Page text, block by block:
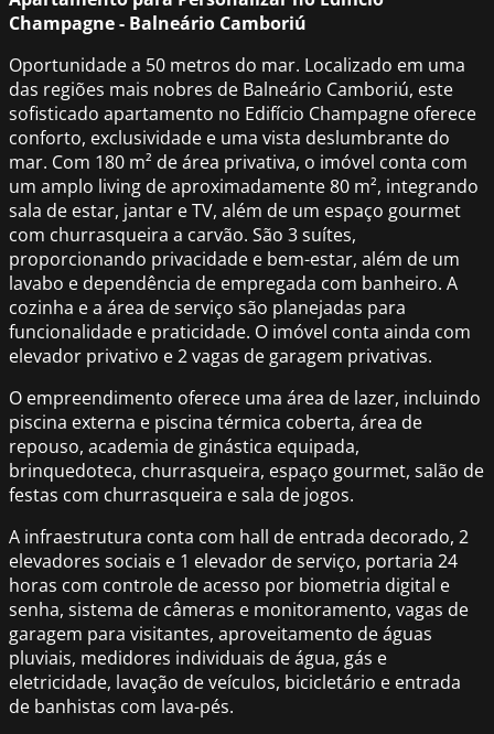
Champagne - Balneário Camboriú
Oportunidade a 50 metros do mar. Localizado em uma
das regiões mais nobres de Balneário Camboriú, este
sofisticado apartamento no Edifício Champagne oferece
conforto, exclusividade e uma vista deslumbrante do
mar. Com 180 m² de área privativa, o imóvel conta com
um amplo living de aproximadamente 80 m², integrando
sala de estar, jantar e TV, além de um espaço gourmet
com churrasqueira a carvão. São 3 suítes,
proporcionando privacidade e bem-estar, além de um
lavabo e dependência de empregada com banheiro. A
cozinha e a área de serviço são planejadas para
funcionalidade e praticidade. O imóvel conta ainda com
elevador privativo e 2 vagas de garagem privativas.
O empreendimento oferece uma área de lazer, incluindo
piscina externa e piscina térmica coberta, área de
repouso, academia de ginástica equipada,
brinquedoteca, churrasqueira, espaço gourmet, salão de
festas com churrasqueira e sala de jogos.
A infraestrutura conta com hall de entrada decorado, 2
elevadores sociais e 1 elevador de serviço, portaria 24
horas com controle de acesso por biometria digital e
senha, sistema de câmeras e monitoramento, vagas de
garagem para visitantes, aproveitamento de águas
pluviais, medidores individuais de água, gás e
eletricidade, lavação de veículos, bicicletário e entrada
de banhistas com lava-pés.